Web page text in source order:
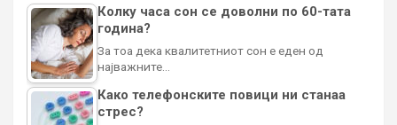
Колку часа сон се доволни по 60-тата
година?
За тоа дека квалитетниот сон е еден од
најважните…
Како телефонските повици ни станаа
стрес?